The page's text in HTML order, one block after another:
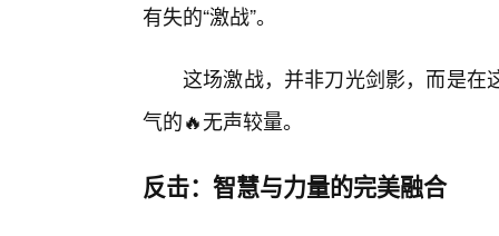
有失的“激战”。
这场激战，并非刀光剑影，而是在
气的🔥无声较量。
反击：智慧与力量的完美融合